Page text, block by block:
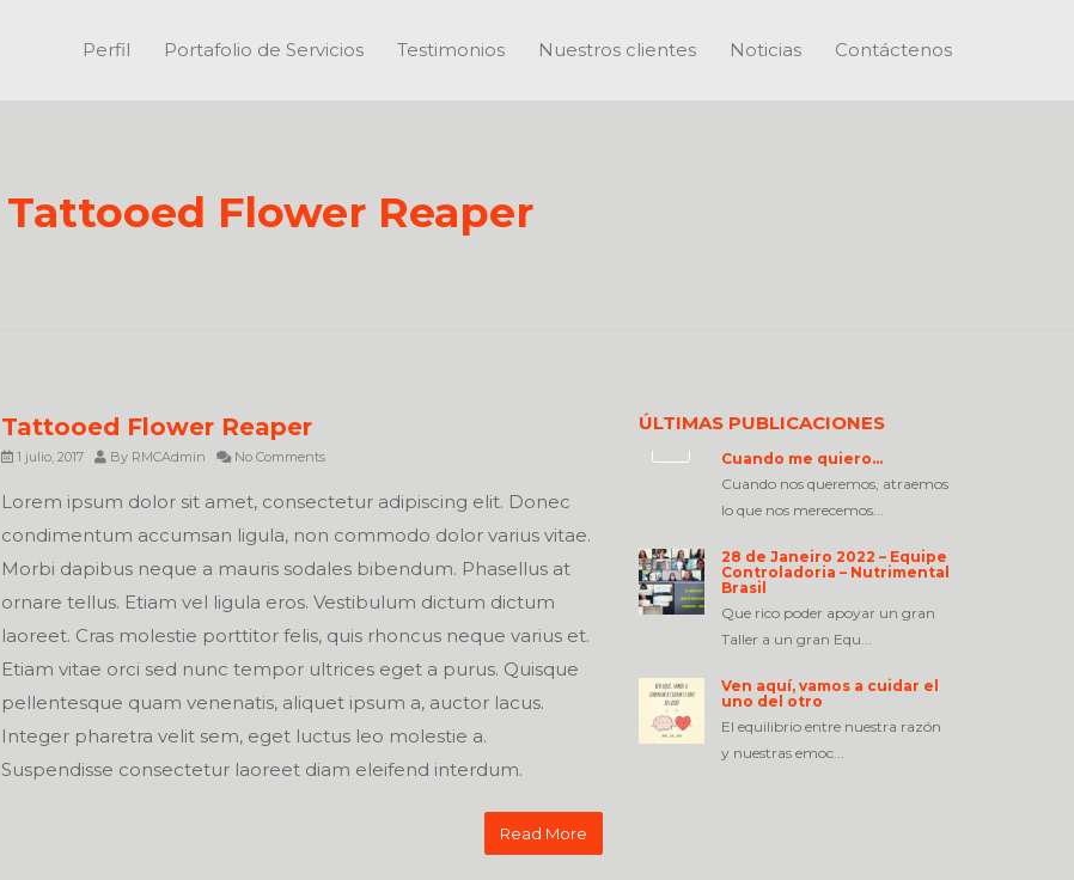
Perfil Portafolio de Servicios Testimonios Nuestros clientes Noticias Contáctenos
Tattooed Flower Reaper
Tattooed Flower Reaper
1 julio, 2017 By RMCAdmin No Comments
Lorem ipsum dolor sit amet, consectetur adipiscing elit. Donec
condimentum accumsan ligula, non commodo dolor varius vitae.
Morbi dapibus neque a mauris sodales bibendum. Phasellus at
ornare tellus. Etiam vel ligula eros. Vestibulum dictum dictum
laoreet. Cras molestie porttitor felis, quis rhoncus neque varius et.
Etiam vitae orci sed nunc tempor ultrices eget a purus. Quisque
pellentesque quam venenatis, aliquet ipsum a, auctor lacus.
Integer pharetra velit sem, eget luctus leo molestie a.
Suspendisse consectetur laoreet diam eleifend interdum.
Read More
ÚLTIMAS PUBLICACIONES
Cuando me quiero…
Cuando nos queremos, atraemos
lo que nos merecemos...
28 de Janeiro 2022 – Equipe
Controladoria – Nutrimental
Brasil
Que rico poder apoyar un gran
Taller a un gran Equ...
Ven aquí, vamos a cuidar el
uno del otro
El equilibrio entre nuestra razón
y nuestras emoc...